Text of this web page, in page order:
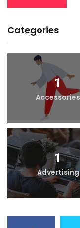
Categories
1
Accessories
1
Advertising